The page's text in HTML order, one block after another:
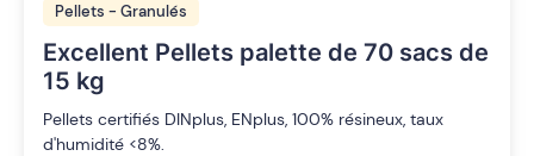
Pellets - Granulés
Excellent Pellets palette de 70 sacs de
15 kg
Pellets certifiés DINplus, ENplus, 100% résineux, taux
d'humidité <8%.